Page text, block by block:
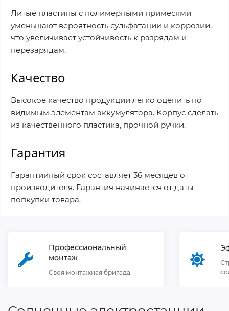
Литые пластины с полимерными примесями
уменьшают вероятность сульфатации и коррозии,
что увеличивает устойчивость к разрядам и
перезарядам.
Качество
Высокое качество продукции легко оценить по
видимым элементам аккумулятора. Корпус сделать
из качественного пластика, прочной ручки.
Гарантия
Гарантийный срок составляет 36 месяцев от
производителя. Гарантия начинается от даты
попкупки товара.
Профессиональный
монтаж
Своя монтажная бригада